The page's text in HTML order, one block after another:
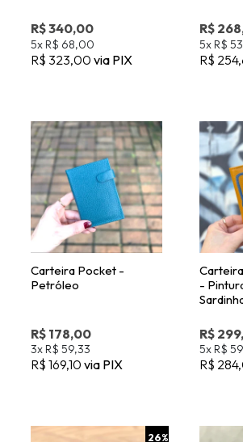
Carteira Pocket -
Petróleo
R$ 178,00
3xR$ 59,33
R$ 169,10via PIX
-
R$
5xR$
R$